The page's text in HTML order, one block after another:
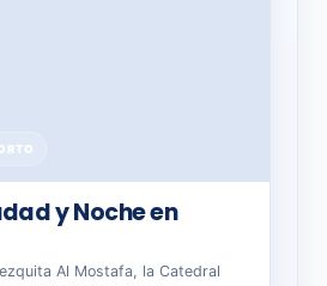
y Noche en
Al Mostafa, la Catedral